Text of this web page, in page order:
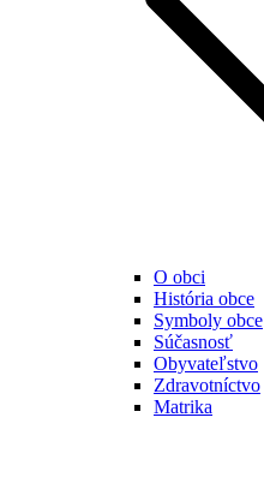
O obci
História obce
Symboly obce
Súčasnosť
Obyvateľstvo
Zdravotníctvo
Matrika